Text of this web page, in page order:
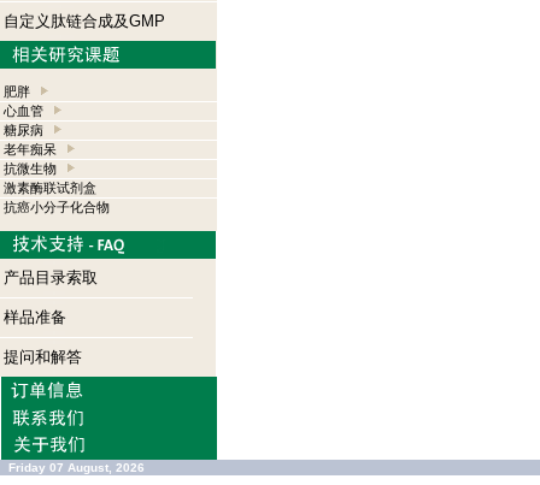
自定义肽链合成及GMP
肥胖
心血管
糖尿病
老年痴呆
抗微生物
激素酶联试剂盒
抗癌小分子化合物
产品目录索取
样品准备
提问和解答
Friday 07 August, 2026